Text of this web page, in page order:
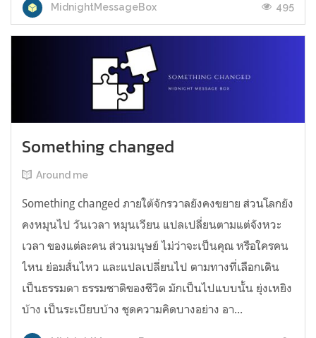
MidnightMessageBox 495
Something changed
Around me
Something changed ภายใต้จักรวาลยังคงขยาย ส่วนโลกยัง
คงหมุนไป วันเวลา หมุนเวียน แปลเปลี่ยนตามแต่จังหวะ
เวลา ของแต่ละคน ส่วนมนุษย์ ไม่ว่าจะเป็นคุณ หรือใครคน
ไหน ย่อมสั่นไหว และแปลเปลี่ยนไป ตามทางที่เลือกเดิน
เป็นธรรมดา ธรรมชาติของชีวิต มักเป็นไปแบบนั้น ยุ่งเหยิง
บ้าง เป็นระเบียบบ้าง ชุดความคิดบางอย่าง อา...